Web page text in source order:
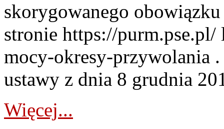
skorygowanego
stronie https://
mocy-okresy-przywolania
ustawy z dnia 8 grudnia
Więcej...